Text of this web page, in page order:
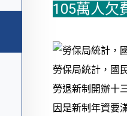
105萬人欠
勞保局統計，國
勞退新制開辦十
因是新制年資要